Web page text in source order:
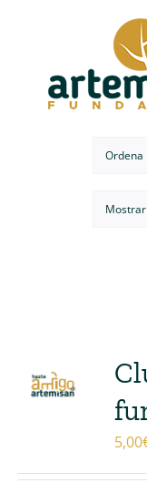
Ordena
Mostrar
5,00